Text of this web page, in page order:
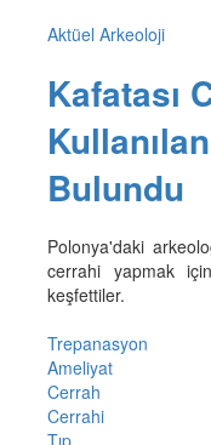
Aktüel Arkeoloji
Kafatası
Bulundu
Polonya'daki
cerrahi yapmak
keşfettiler.
Trepanasyon
Ameliyat
Cerrah
Cerrahi
Tıp